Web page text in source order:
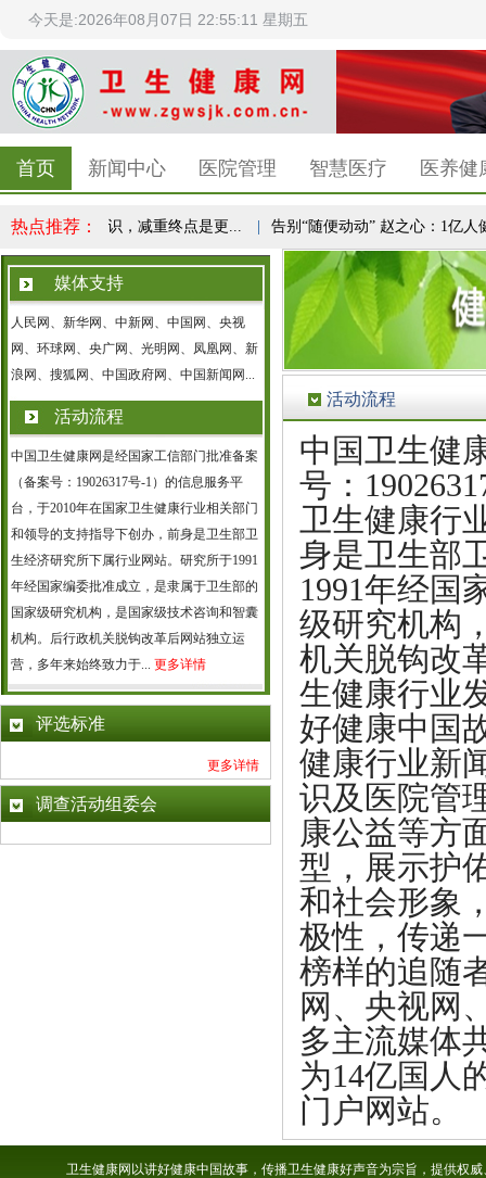
今天是:2026年08月07日 22:55:11 星期五
首页 新闻中心 医院管理 智慧医疗 医养健
热点推荐：
全民健康共识，减重终点是更... 告别“随便动动” 赵之心：1亿人
媒体支持
人民网、新华网、中新网、中国网、央视
网、环球网、央广网、光明网、凤凰网、新
浪网、搜狐网、中国政府网、中国新闻网...
活动流程
中国卫生健康网是经国家工信部门批准备案
（备案号：19026317号-1）的信息服务平
台，于2010年在国家卫生健康行业相关部门
和领导的支持指导下创办，前身是卫生部卫
生经济研究所下属行业网站。研究所于1991
年经国家编委批准成立，是隶属于卫生部的
国家级研究机构，是国家级技术咨询和智囊
机构。后行政机关脱钩改革后网站独立运
营，多年来始终致力于... 更多详情
评选标准
更多详情
调查活动组委会
活动流程
中国卫生健
号：
卫生健康行
身是卫生部
1991年经国
级研究机构
机关脱钩改
生健康行业
好健康中国
健康行业新
识及医院管
康公益等方
型，展示护
和社会形象
极性，传递
榜样的追随
网、央视网
多主流媒体
为14亿国人
门户网站。
卫生健康网以讲好健康中国故事，传播卫生健康好声音为宗旨，提供权